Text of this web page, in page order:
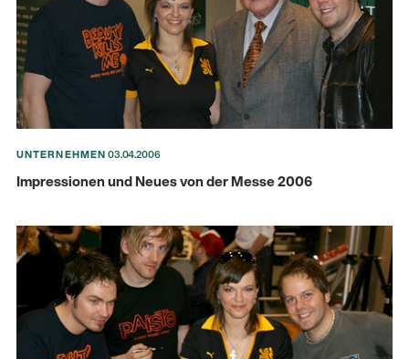
UNTERNEHMEN03.04.2006
Impressionen und Neues von der Messe 2006